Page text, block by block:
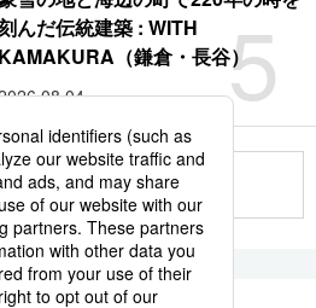
5
んだ伝統建築 : WITH
KAMAKURA（鎌倉・長谷）
と見る